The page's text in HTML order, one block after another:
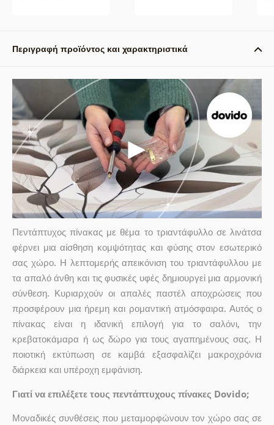
Περιγραφή προϊόντος και χαρακτηριστικά
Πεντάπτυχος πίνακας με θέμα το τριαντάφυλλο σε λινάτσα
φέρνει μια αίσθηση κομψότητας και φύσης στον εσωτερικό
σας χώρο. Η λεπτομερής απεικόνιση του τριαντάφυλλου με
τα απαλό άνθη και τις φυσικές υφές δημιουργεί μια αρμονική
σύνθεση. Κυριαρχούν οι απαλές παστέλ αποχρώσεις που
προσφέρουν μια ήρεμη και ρομαντική ατμόσφαιρα. Αυτός ο
πίνακας είναι η ιδανική επιλογή για το σαλόνι, την
κρεβατοκάμαρα ή ως δώρο για τους αγαπημένους σας. Η
ποιοτική εκτύπωση σε καμβά εξασφαλίζει μακροχρόνια
διάρκεια και υπέροχη εμφάνιση.
Γιατί να επιλέξετε τους πεντάπτυχους πίνακες Dovido;
Μοναδικές συνθέσεις που μεταμορφώνουν τον χώρο σας σε